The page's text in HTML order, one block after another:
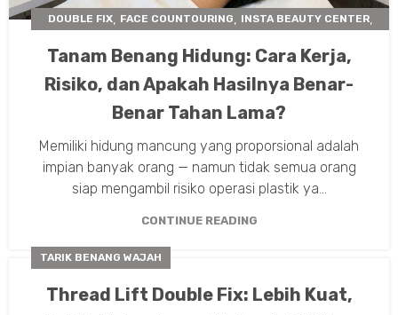
DOUBLE FIX, FACE COUNTOURING, INSTA BEAUTY CENTER,
Tanam Benang Hidung: Cara Kerja,
Risiko, dan Apakah Hasilnya Benar-
Benar Tahan Lama?
Memiliki hidung mancung yang proporsional adalah
impian banyak orang — namun tidak semua orang
siap mengambil risiko operasi plastik ya...
CONTINUE READING
TARIK BENANG WAJAH
Thread Lift Double Fix: Lebih Kuat,